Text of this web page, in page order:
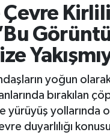
Çevre
yoğun
bırakılan
yürüyüş yollarında
duyarlılığı
Yoğunluk Haritası
Puan Durumu ve
Haberleri